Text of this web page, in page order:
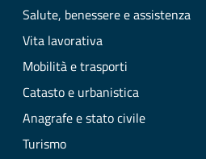
Salute, benessere e assistenza
Vita lavorativa
Mobilità e trasporti
Catasto e urbanistica
Anagrafe e stato civile
Turismo